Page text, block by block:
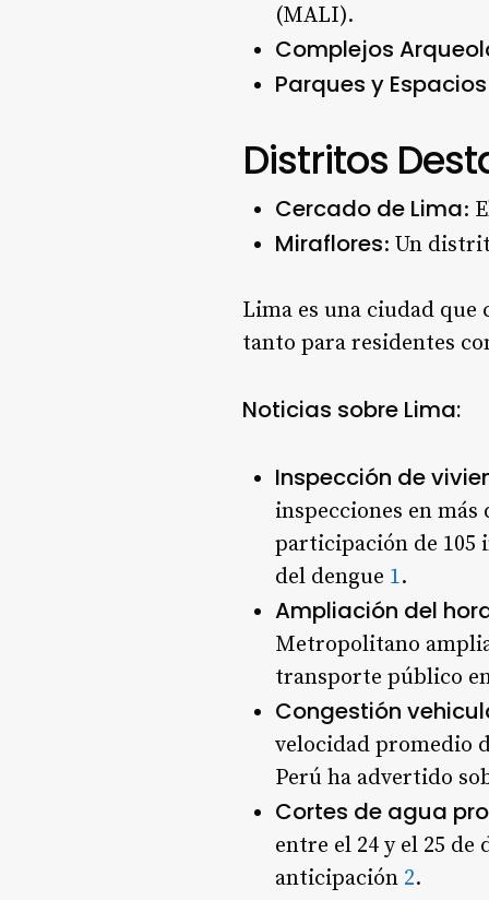
(MALI).
Complejos
Parques y
Distritos
Cercado de Lima:
Miraflores: Un
Lima es una ciudad
tanto para residentes
Noticias sobre Lima:
Inspección de
inspecciones en más
participación de 105
del dengue 1.
Ampliación del
Metropolitano
transporte público
Congestión
velocidad promedio
Perú ha advertido
Cortes de agua
entre el 24 y el 25
anticipación 2.